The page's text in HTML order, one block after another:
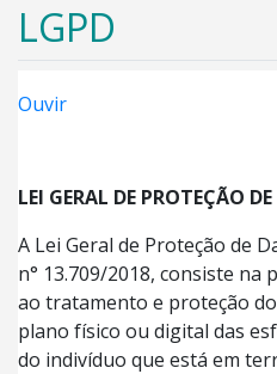
LGPD
Ouvir
LEI GERAL DE PROTEÇÃO
A Lei Geral de Proteção de
n° 13.709/2018, consiste
ao tratamento e proteção
plano físico ou digital das
do indivíduo que está em